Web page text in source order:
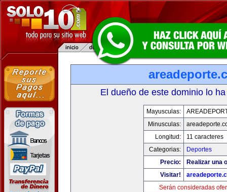
El dueño de este dominio lo
Mayusculas:
Minusculas:
Longitud:
11 caracteres
Categorias:
Deportes
Precio:
Realizar una
Visitar!
Serán consideradas